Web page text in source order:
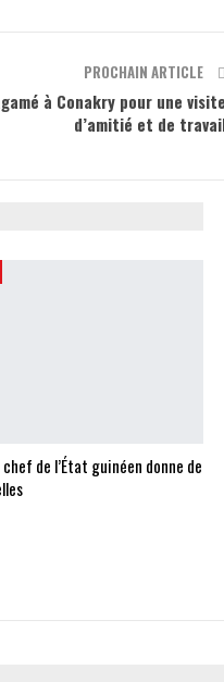
PROCHAIN ARTICLE
à Conakry pour une
d’amitié et de
de l’État guinéen donne de